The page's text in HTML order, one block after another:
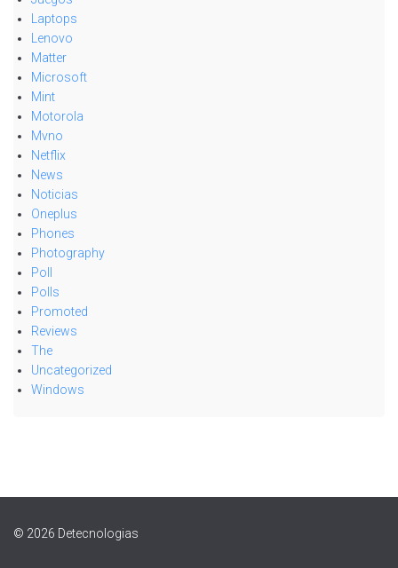
Laptops
Lenovo
Matter
Microsoft
Mint
Motorola
Mvno
Netflix
News
Noticias
Oneplus
Phones
Photography
Poll
Polls
Promoted
Reviews
The
Uncategorized
Windows
© 2026 Detecnologias